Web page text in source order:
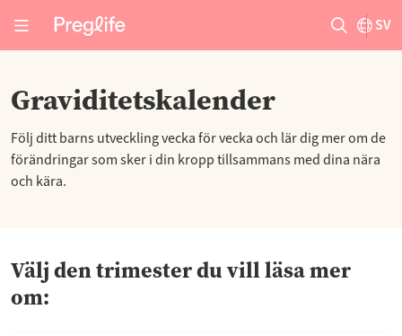
SV
Graviditetskalender
Följ ditt barns utveckling vecka för vecka och lär dig mer om de
förändringar som sker i din kropp tillsammans med dina nära
och kära.
Välj den trimester du vill läsa mer
om: